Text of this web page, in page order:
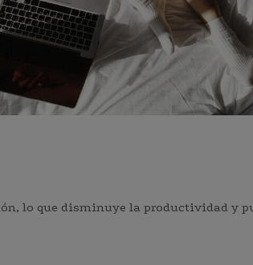
lo que disminuye la productividad y